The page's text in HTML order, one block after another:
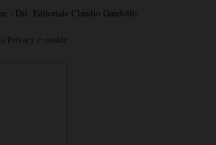
- Dir. Editoriale Claudio Gandolfo
Privacy e cookie